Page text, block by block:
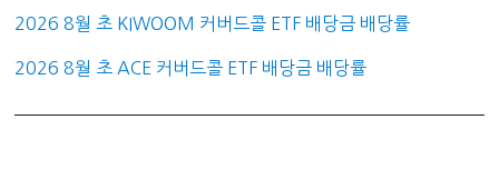
2026 8월 초 KIWOOM 커버드콜 ETF 배당금 배당률
2026 8월 초 ACE 커버드콜 ETF 배당금 배당률